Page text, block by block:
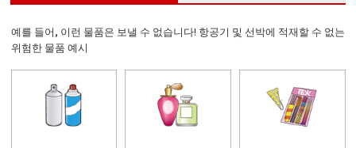
예를 들어, 이런 물품은 보낼 수 없습니다! 항공기 및 선박에 적재할 수 없는
위험한 물품 예시